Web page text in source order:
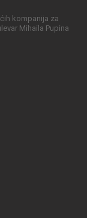
kompanija za
Mihaila Pupina